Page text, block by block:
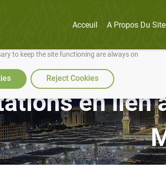
well for you and so we can continually improve it.
to keep the site functioning are always on
Reject Cookies
Acceuil A Propos Du Site
en lien